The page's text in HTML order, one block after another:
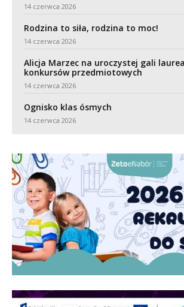
14 czerwca 2026
Rodzina to siła, rodzina to moc!
14 czerwca 2026
Alicja Marzec na uroczystej gali
konkursów przedmiotowych
14 czerwca 2026
Ognisko klas ósmych
14 czerwca 2026